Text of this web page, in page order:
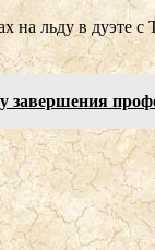
на льду в
завершения